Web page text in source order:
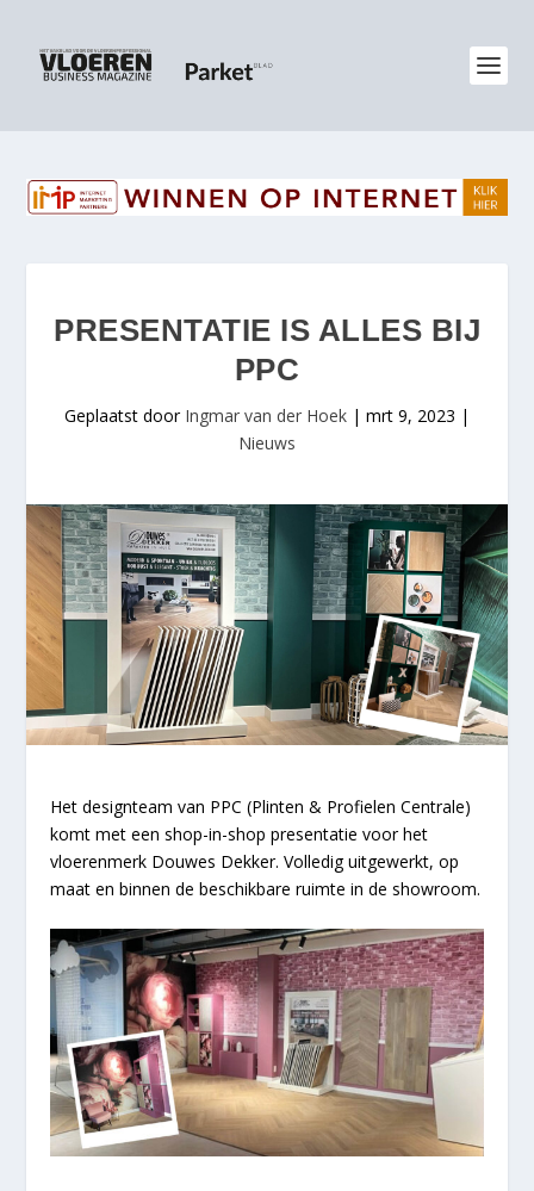
PRESENTATIE IS ALLES BIJ
PPC
Geplaatst door Ingmar van der Hoek | mrt 9, 2023 |
Nieuws
Het designteam van PPC (Plinten & Profielen Centrale)
komt met een shop-in-shop presentatie voor het
vloerenmerk Douwes Dekker. Volledig uitgewerkt, op
maat en binnen de beschikbare ruimte in de showroom.